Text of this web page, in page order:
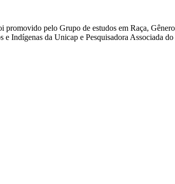
promovido pelo Grupo de estudos em Raça,
Indígenas da Unicap e Pesquisadora Associada